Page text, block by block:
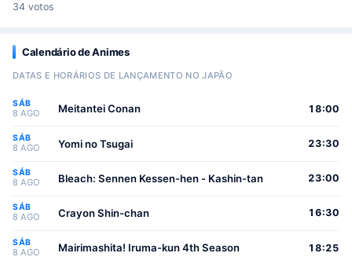
34 votos
Calendário de Animes
DATAS E HORÁRIOS DE LANÇAMENTO NO JAPÃO
SÁB
8 AGO Meitantei Conan 18:00
SÁB
8 AGO Yomi no Tsugai 23:30
SÁB
8 AGO Bleach: Sennen Kessen-hen - Kashin-tan 23:00
SÁB
8 AGO Crayon Shin-chan 16:30
SÁB
8 AGO Mairimashita! Iruma-kun 4th Season 18:25